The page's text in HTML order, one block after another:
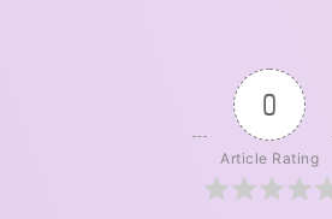
0
Article Rating